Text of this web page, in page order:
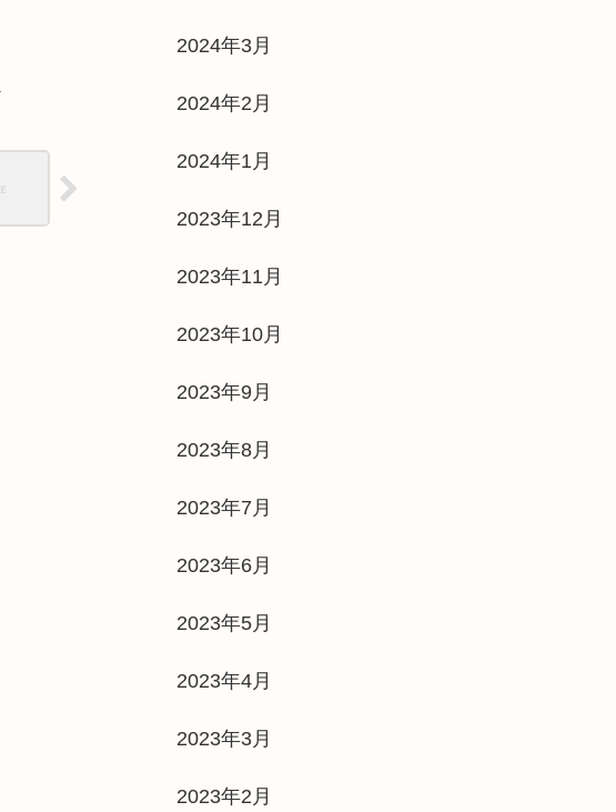
2024年3月
2024年2月
2024年1月
2023年12月
2023年11月
2023年10月
2023年9月
2023年8月
2023年7月
2023年6月
2023年5月
2023年4月
2023年3月
2023年2月